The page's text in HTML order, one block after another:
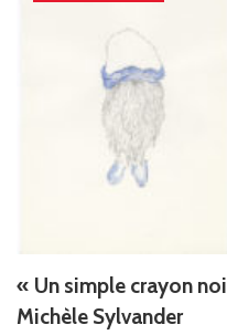
« Un simple crayon
Michèle Sylvander